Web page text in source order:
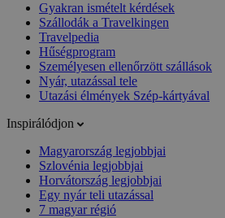
Gyakran ismételt kérdések
Szállodák a Travelkingen
Travelpedia
Hűségprogram
Személyesen ellenőrzött szállások
Nyár, utazással tele
Utazási élmények Szép-kártyával
Inspirálódjon
Magyarország legjobbjai
Szlovénia legjobbjai
Horvátország legjobbjai
Egy nyár teli utazással
7 magyar régió